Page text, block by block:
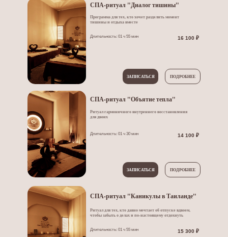
СПА-ритуал "Диалог тишины"
Программа для тех, кто хочет разделить момент
тишины и отдыха вместе
Длительность: 01 ч 55 мин
Ритуал гармоничного внутреннего восстановления
для двоих
Длительность: 01 ч 30 мин
16 100 ₽
СПА-ритуал "Объятие тепла"
14 100 ₽
ЗАПИСАТЬСЯ
ЗАПИСАТЬСЯ
ПОДРОБНЕЕ
ПОДРОБНЕЕ
СПА-ритуал "Каникулы в Таиланде"
Ритуал для тех, кто давно мечтает об отпуске вдвоем,
чтобы забыть о делах и по-настоящему отдохнуть
Длительность: 01 ч 55 мин 15 300 ₽